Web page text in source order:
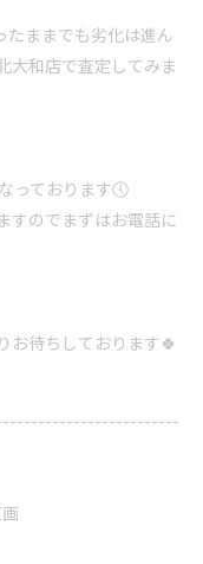
たままでも劣化は進ん
大和店で査定してみま
っております🕔
すのでまずはお電話に
お待ちしております🍀